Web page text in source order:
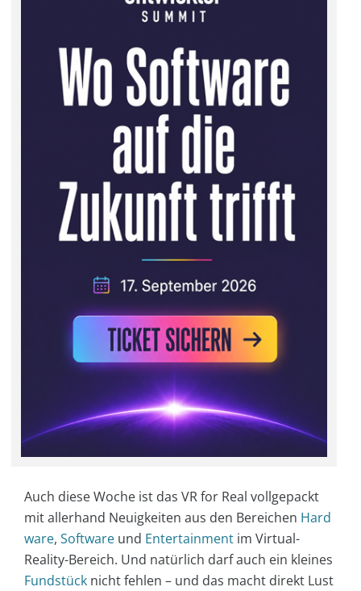
Auch diese Woche ist das VR for Real vollgepackt
mit allerhand Neuigkeiten aus den Bereichen Hard
ware, Software und Entertainment im Virtual-
Reality-Bereich. Und natürlich darf auch ein kleines
Fundstück nicht fehlen – und das macht direkt Lust